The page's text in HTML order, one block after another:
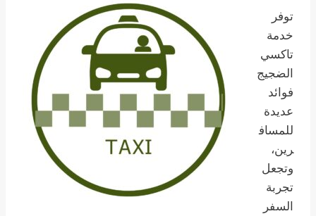
توفر
خدمة
تاكسي
الضجيج
فوائد
عديدة
للمساف
رين،
وتجعل
تجربة
السفر